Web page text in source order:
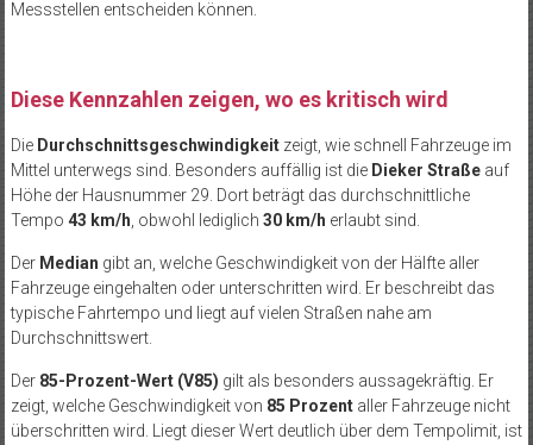
Messstellen entscheiden können.
Diese Kennzahlen zeigen, wo es kritisch wird
Die Durchschnittsgeschwindigkeitzeigt, wie schnell Fahrzeuge im
Mittel unterwegs sind. Besonders auffällig ist die Dieker Straßeauf
Höhe der Hausnummer 29. Dort beträgt das durchschnittliche
Tempo 43 km/h, obwohl lediglich 30 km/h erlaubt sind.
Der Median gibt an, welche Geschwindigkeit von der Hälfte aller
Fahrzeuge eingehalten oder unterschritten wird. Er beschreibt das
typische Fahrtempo und liegt auf vielen Straßen nahe am
Durchschnittswert.
Der 85-Prozent-Wert (V85) gilt als besonders aussagekräftig. Er
zeigt, welche Geschwindigkeit von 85 Prozentaller Fahrzeuge nicht
überschritten wird. Liegt dieser Wert deutlich über dem Tempolimit, ist